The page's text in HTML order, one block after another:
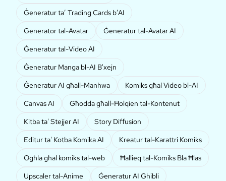
Ġeneratur ta’ Trading Cards b’AI
Generator tal-Avatar
Ġeneratur tal-Avatar AI
Ġeneratur tal-Video AI
Ġeneratur Manga bl-AI B'xejn
Ġeneratur AI għall-Manhwa
Komiks għal Video bl-AI
Canvas AI
Għodda għall-Ħolqien tal-Kontenut
Kitba ta' Stejjer AI
Story Diffusion
Editur ta' Kotba Komika AI
Kreatur tal-Karattri Komiks
Ogħla għal komiks tal-web
Ħallieq tal-Komiks Bla Ħlas
Upscaler tal-Anime
Ġeneratur AI Ghibli